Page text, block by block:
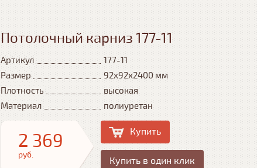
Потолочный карниз 177-11
Артикул
177-11
Размер
92x92x2400 мм
Плотность
высокая
Материал
полиуретан
2 369
руб.
Купить
Купить в один клик